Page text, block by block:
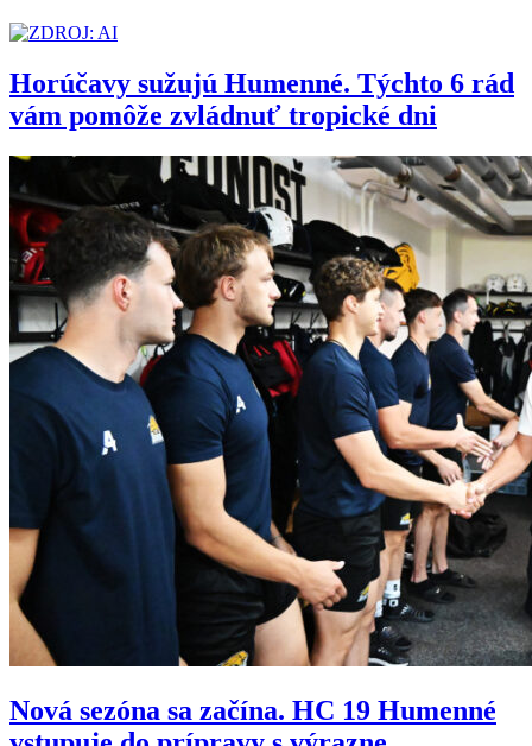
Horúčavy sužujú Humenné. Týchto 6 rád
vám pomôže zvládnuť tropické dni
Nová sezóna sa začína. HC 19 Humenné